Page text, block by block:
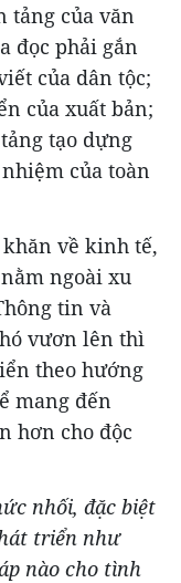
tảng của văn
đọc phải gắn
của dân tộc;
của xuất bản;
tạo dựng
của toàn
về kinh tế,
ngoài xu
tin và
vươn lên thì
theo hướng
mang đến
hơn cho độc
nhối, đặc biệt
triển như
nào cho tình